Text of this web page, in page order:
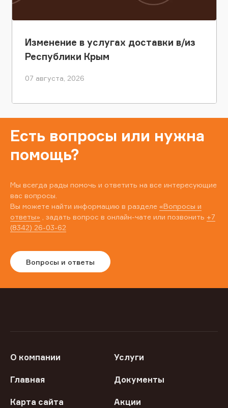
Изменение в услугах доставки в/из
Республики Крым
07 августа, 2026
Есть вопросы или нужна
помощь?
Мы всегда рады помочь и ответить на все интересующие
вас вопросы.
Вы можете найти информацию в разделе «Вопросы и
ответы» , задать вопрос в онлайн-чате или позвонить +7
(8342) 26-03-62
Вопросы и ответы
О компании Услуги
Главная Документы
Карта сайта Акции